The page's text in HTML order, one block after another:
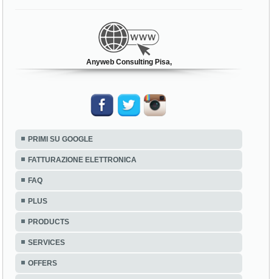
Anyweb Consulting Pisa,
PRIMI SU GOOGLE
FATTURAZIONE ELETTRONICA
FAQ
PLUS
PRODUCTS
SERVICES
OFFERS